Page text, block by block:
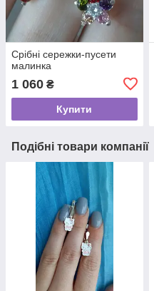
Срібні сережки-пусети
малинка
1 060 ₴
Купити
Подібні товари компанії